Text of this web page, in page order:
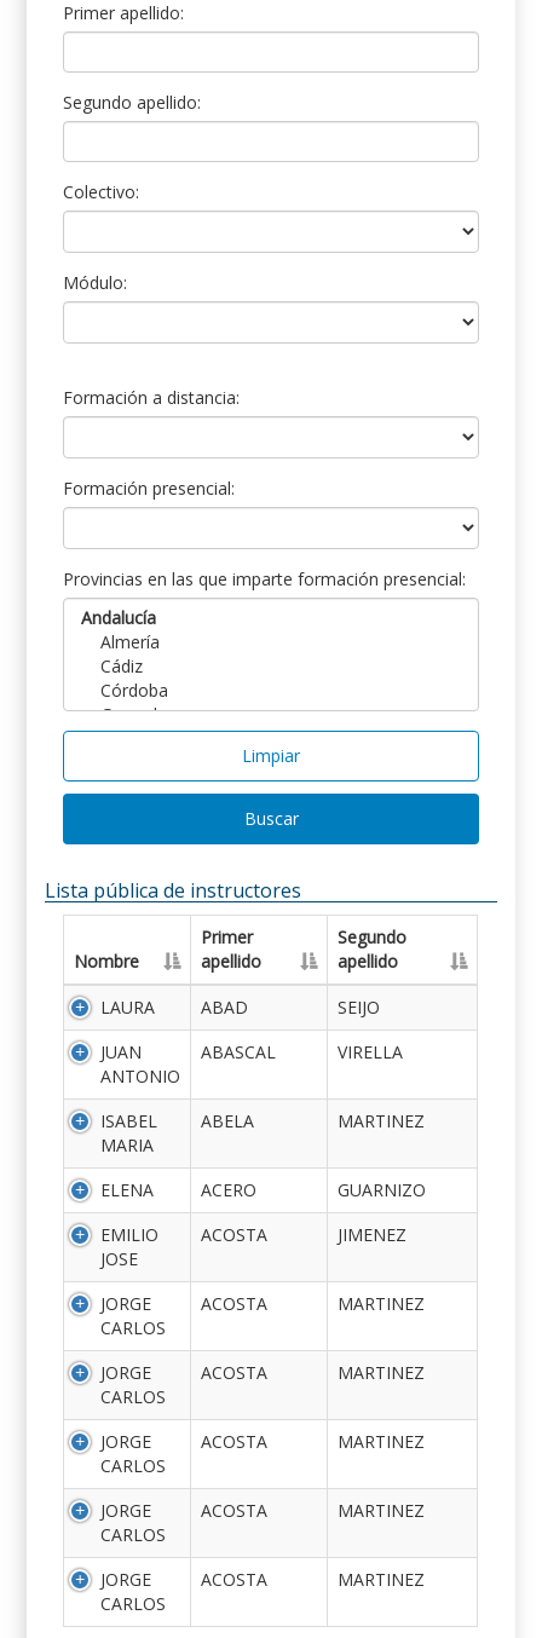
Primer apellido:
Segundo apellido:
Colectivo:
Módulo:
Formación a distancia:
Formación presencial:
Provincias en las que imparte formación presencial:
Limpiar
Buscar
Lista pública de instructores
Nombre
Primer
apellido
Segundo
apellido
LAURA
ABAD
SEIJO
JUAN
ANTONIO
ABASCAL VIRELLA
ISABEL
MARIA
ABELA MARTINEZ
ELENA ACERO
GUARNIZO
EMILIO
JOSE
ACOSTA JIMENEZ
JORGE
CARLOS
ACOSTA MARTINEZ
JORGE
CARLOS
ACOSTA MARTINEZ
JORGE
CARLOS
ACOSTA MARTINEZ
JORGE
CARLOS
ACOSTA MARTINEZ
JORGE
CARLOS
ACOSTA MARTINEZ